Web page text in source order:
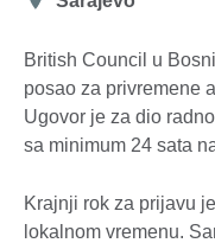
British Council u
posao za privremene
Ugovor je za dio
sa minimum 24 sata
Krajnji rok za prijavu
lokalnom vremenu.